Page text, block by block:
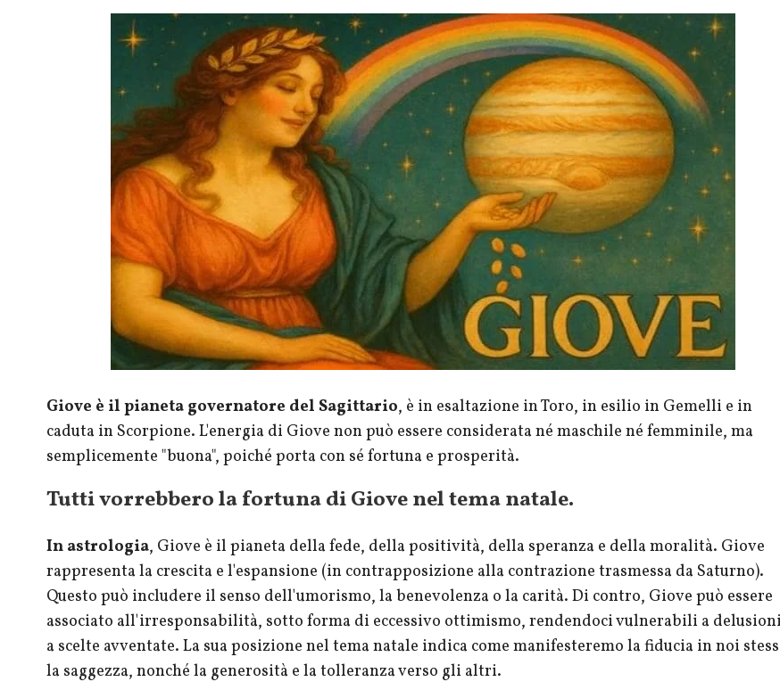
Giove è il pianeta governatore del Sagittario, è in esaltazione in Toro, in esilio in Gemelli e in
caduta in Scorpione. L'energia di Giove non può essere considerata né maschile né femminile, ma
semplicemente "buona", poiché porta con sé fortuna e prosperità.
Tutti vorrebbero la fortuna di Giove nel tema natale.
In astrologia, Giove è il pianeta della fede, della positività, della speranza e della moralità. Giove
rappresenta la crescita e l'espansione (in contrapposizione alla contrazione trasmessa da Saturno).
Questo può includere il senso dell'umorismo, la benevolenza o la carità. Di contro, Giove può essere
associato all'irresponsabilità, sotto forma di eccessivo ottimismo, rendendoci vulnerabili a
a scelte avventate. La sua posizione nel tema natale indica come manifesteremo la fiducia in noi
la saggezza, nonché la generosità e la tolleranza verso gli altri.